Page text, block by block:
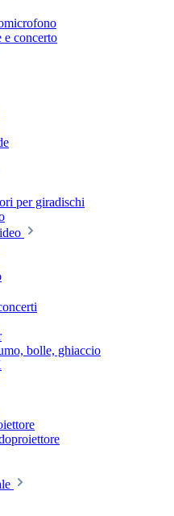
e concerto
per giradischi
bolle, ghiaccio